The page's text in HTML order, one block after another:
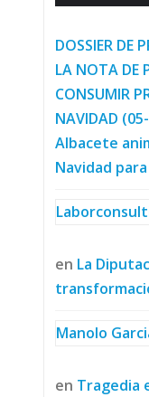
DOSSIER DE
LA NOTA DE
CONSUMIR
NAVIDAD
Albacete
Navidad
en La
Manolo
en Tragedia